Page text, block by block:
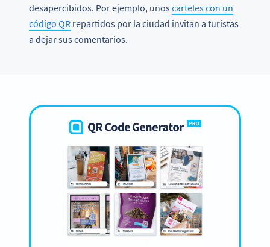
desapercibidos. Por ejemplo, unoscarteles con un
código QR repartidos por la ciudad invitan a turistas
a dejar sus comentarios.